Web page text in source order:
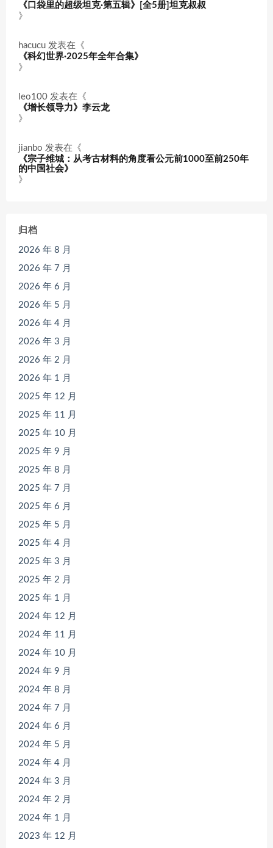
《口袋里的超级坦克·第五辑》[全5册]坦克叔叔
》
hacucu 发表在《
《科幻世界·2025年全年合集》
》
leo100 发表在《
《增长领导力》李云龙
》
jianbo 发表在《
《宗子维城：从考古材料的角度看公元前1000至前250年
的中国社会》
》
归档
2026 年 8 月
2026 年 7 月
2026 年 6 月
2026 年 5 月
2026 年 4 月
2026 年 3 月
2026 年 2 月
2026 年 1 月
2025 年 12 月
2025 年 11 月
2025 年 10 月
2025 年 9 月
2025 年 8 月
2025 年 7 月
2025 年 6 月
2025 年 5 月
2025 年 4 月
2025 年 3 月
2025 年 2 月
2025 年 1 月
2024 年 12 月
2024 年 11 月
2024 年 10 月
2024 年 9 月
2024 年 8 月
2024 年 7 月
2024 年 6 月
2024 年 5 月
2024 年 4 月
2024 年 3 月
2024 年 2 月
2024 年 1 月
2023 年 12 月